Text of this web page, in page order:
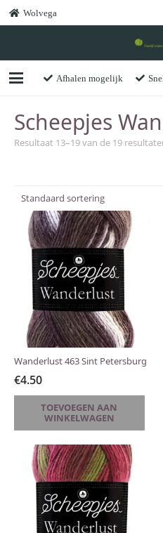
Wolvega
Afhalen mogelijk
Scheepjes
Resultaat 13–19 van de 19
Wanderlust 463 Sint Petersburg
€4.50
TOEVOEGEN AAN
WINKELWAGEN